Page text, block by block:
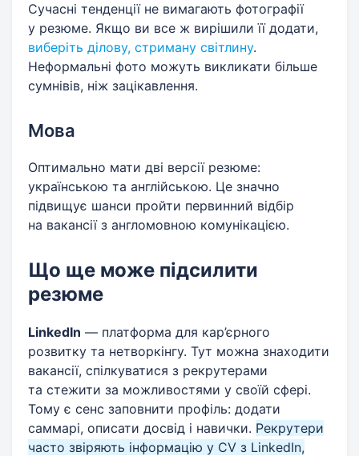
Сучасні тенденції не вимагають фотографії
у резюме. Якщо ви все ж вирішили її додати,
виберіть ділову, стриману світлину.
Неформальні фото можуть викликати більше
сумнівів, ніж зацікавлення.
Мова
Оптимально мати дві версії резюме:
українською та англійською. Це значно
підвищує шанси пройти первинний відбір
на вакансії з англомовною комунікацією.
Що ще може підсилити
резюме
LinkedIn — платформа для кар’єрного
розвитку та нетворкінгу. Тут можна знаходити
вакансії, спілкуватися з рекрутерами
та стежити за можливостями у своїй сфері.
Тому є сенс заповнити профіль: додати
саммарі, описати досвід і навички. Рекрутери
часто звіряють інформацію у CV з LinkedIn,